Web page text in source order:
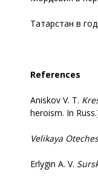
Татарстан в
References
Aniskov V. T.
heroism. In
Velikaya
Erlygin A. V.